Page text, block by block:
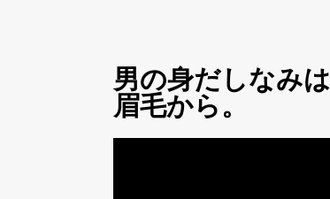
男の身だしなみは
眉毛から。